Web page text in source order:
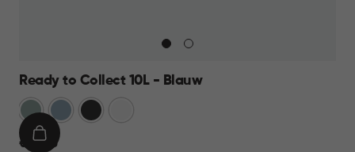
Ready to Collect 10L - Blauw
GroenBlauwDonkergrijs
€
€ 14,95
IN